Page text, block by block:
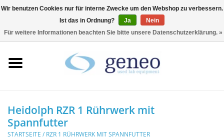
HPLC & Chromatographie
Biotechnologie
Inkubatoren &
Heidolph RZR 1 Rührwerk mit
Spannfutter
STARTSEITE / RZR 1 RÜHRWERK MIT SPANNFUTTER
Wir benutzen Cookies nur für interne Zwecke um den Webshop zu verbessern.
Ist das in Ordnung?
Ja
Nein
Für weitere Informationen beachten Sie bitte unsere Datenschutzerklärung. »